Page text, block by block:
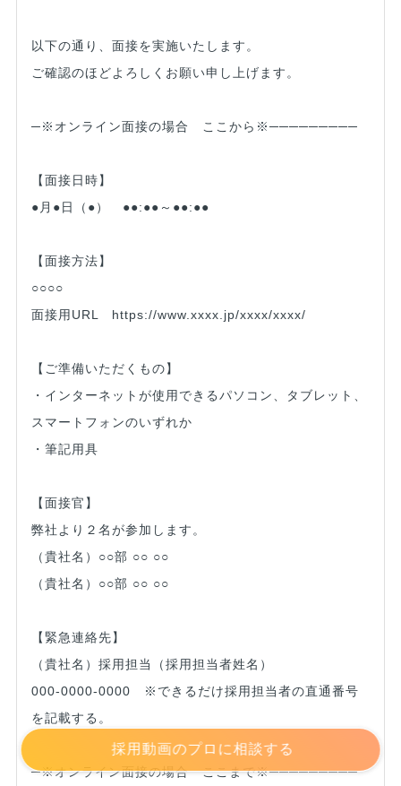
以下の通り、面接を実施いたします。
ご確認のほどよろしくお願い申し上げます。
─※オンライン面接の場合 ここから※─────────
【面接日時】
●月●日（●） ●●:●●～●●:●●
【面接方法】
○○○○
面接用URL https://www.xxxx.jp/xxxx/xxxx/
【ご準備いただくもの】
・インターネットが使用できるパソコン、タブレット、
スマートフォンのいずれか
・筆記用具
【面接官】
弊社より２名が参加します。
（貴社名）○○部 ○○ ○○
（貴社名）○○部 ○○ ○○
【緊急連絡先】
（貴社名）採用担当（採用担当者姓名）
000-0000-0000 ※できるだけ採用担当者の直通番号
を記載する。
─※オンライン面接の場合 ここまで※─────────
採用動画のプロに相談する